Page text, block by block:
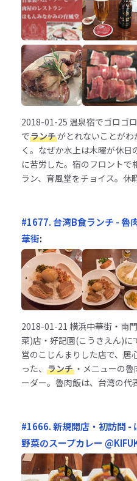
2018-01-25 温泉宿でゴロゴ
でランチがとれないことが
く。なぜか水上は木曜が休日
に苦労した。宿のフロントで
ラン、育風堂をチョイス。休
#1677. 台湾B食ランチ - 魯
華街:
2018-01-21 横浜中華街・南
菜)店・好記園(こうきえん)に
営のこじんまりした店で、居
った、 ランチ・メニューの
ーダー。魯肉飯は、台湾の代
#1666. 新規開店・初訪問 -
野菜のスープカレー